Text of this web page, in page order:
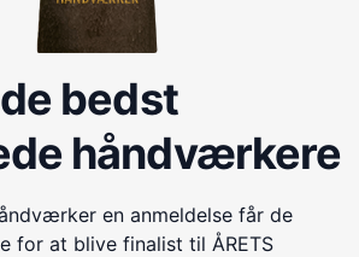
bedst
håndværkere
en anmeldelse får de
for at blive finalist til ÅRETS